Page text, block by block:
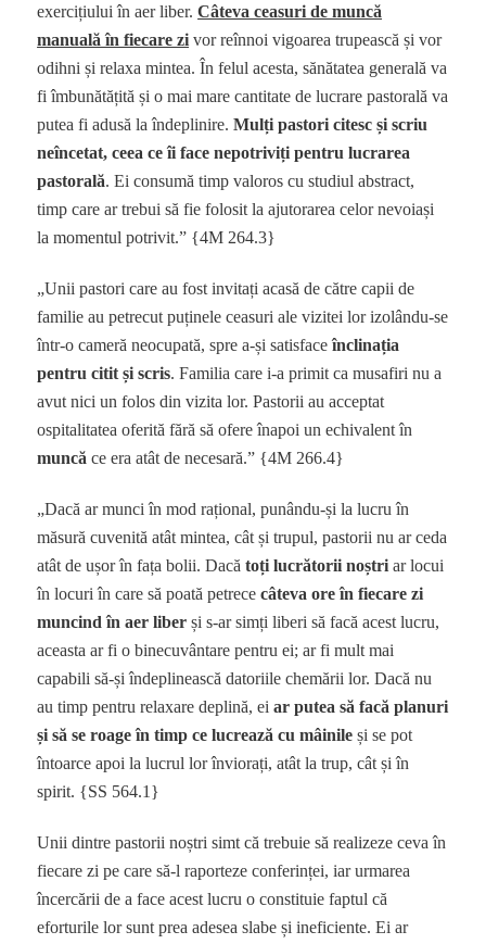
exercițiului în aer liber.Câteva ceasuri de muncă
manuală în fiecare zi vor reînnoi vigoarea trupească și vor
odihni și relaxa mintea. În felul acesta, sănătatea generală va
fi îmbunătățită și o mai mare cantitate de lucrare pastorală va
putea fi adusă la îndeplinire.Mulți pastori citesc și scriu
neîncetat, ceea ce îi face nepotriviți pentru lucrarea
pastorală. Ei consumă timp valoros cu studiul abstract,
timp care ar trebui să fie folosit la ajutorarea celor nevoiași
la momentul potrivit.” {4M 264.3}
„Unii pastori care au fost invitați acasă de către capii de
familie au petrecut puținele ceasuri ale vizitei lor izolându-se
într-o cameră neocupată, spre a-și satisfaceînclinația
pentru citit și scris. Familia care i-a primit ca musafiri nu a
avut nici un folos din vizita lor. Pastorii au acceptat
ospitalitatea oferită fără să ofere înapoi un echivalent în
muncă ce era atât de necesară.” {4M 266.4}
„Dacă ar munci în mod rațional, punându-și la lucru în
măsură cuvenită atât mintea, cât și trupul, pastorii nu ar ceda
atât de ușor în fața bolii. Dacătoți lucrătorii noștri ar locui
în locuri în care să poată petrececâteva ore în fiecare zi
muncind în aer liber și s-ar simți liberi să facă acest lucru,
aceasta ar fi o binecuvântare pentru ei; ar fi mult mai
capabili să-și îndeplinească datoriile chemării lor. Dacă nu
au timp pentru relaxare deplină, eiar putea să facă planuri
și să se roage în timp ce lucrează cu mâinile și se pot
întoarce apoi la lucrul lor înviorați, atât la trup, cât și în
spirit. {SS 564.1}
Unii dintre pastorii noștri simt că trebuie să realizeze ceva în
fiecare zi pe care să-l raporteze conferinței, iar urmarea
încercării de a face acest lucru o constituie faptul că
eforturile lor sunt prea adesea slabe și ineficiente. Ei ar